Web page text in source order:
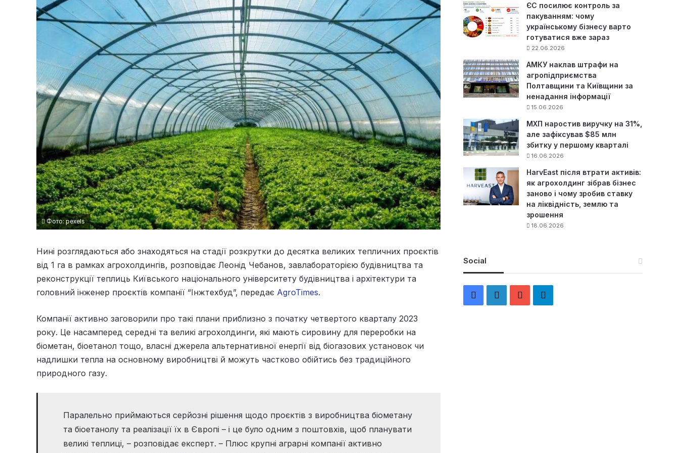
Фото: pexels
Нині розглядаються або знаходяться на стадії розкрутки до десятка великих тепличних проєктів
від 1 га в рамках агрохолдингів, розповідає Леонід Чебанов, завлабораторією будівництва та
реконструкції теплиць Київського національного університету будівництва і архітектури та
головний інженер проєктів компанії “Інжтехбуд”, передає AgroTimes.
Компанії активно заговорили про такі плани приблизно з початку четвертого кварталу 2023
року. Це насамперед середні та великі агрохолдинги, які мають сировину для переробки на
біометан, біоетанол тощо, власні джерела альтернативної енергії від біогазових установок чи
надлишки тепла на основному виробництві й можуть частково обійтись без традиційного
природного газу.
Паралельно приймаються серйозні рішення щодо проєктів з виробництва біометану
та біоетанолу та реалізації їх в Європі – і це було одним з поштовхів, щоб планувати
великі теплиці, – розповідає експерт. – Плюс крупні аграрні компанії активно
ЄС посилює контроль за
пакуванням: чому
українському бізнесу варто
готуватися вже зараз
22.06.2026
АМКУ наклав штрафи на
агропідприємства
Полтавщини та Київщини за
ненадання інформації
15.06.2026
МХП наростив виручку на 31%,
але зафіксував $85 млн
збитку у першому кварталі
16.06.2026
HarvEast після втрати активів:
як агрохолдинг зібрав бізнес
заново і чому зробив ставку
на ліквідність, землю та
зрошення
18.06.2026
Social